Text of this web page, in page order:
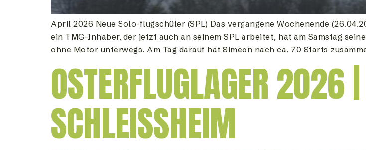
April 2026 Neue Solo-flugschüler (SPL) Das vergangene Wochenende
ein TMG-Inhaber, der jetzt auch an seinem SPL arbeitet, hat am Samstag
ohne Motor unterwegs. Am Tag darauf hat Simeon nach ca. 70 Starts
OSTERFLUGLAGER 2026
SCHLEISSHEIM